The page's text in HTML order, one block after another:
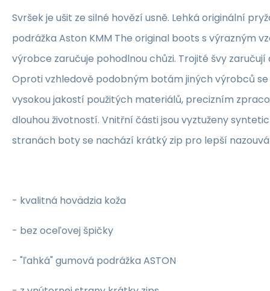
Svršek je ušit ze silné hovězí usně. Lehká originální
podrážka Aston KMM The original boots s výrazným
výrobce zaručuje pohodlnou chůzi. Trojité švy
Oproti vzhledově podobným botám jiných výrobců se
vysokou jakostí použitých materiálů, precizním
dlouhou životností. Vnitřní části jsou vyztuženy
stranách boty se nachází krátký zip pro lepší
- kvalitná hovädzia koža
- bez oceľovej špičky
- "ľahká" gumová podrážka ASTON